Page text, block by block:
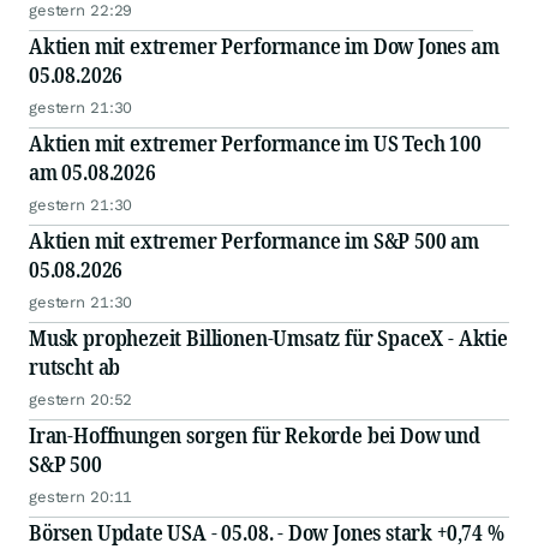
gestern 22:29
Aktien mit extremer Performance im Dow Jones am
05.08.2026
gestern 21:30
Aktien mit extremer Performance im US Tech 100
am 05.08.2026
gestern 21:30
Aktien mit extremer Performance im S&P 500 am
05.08.2026
gestern 21:30
Musk prophezeit Billionen-Umsatz für SpaceX - Aktie
rutscht ab
gestern 20:52
Iran-Hoffnungen sorgen für Rekorde bei Dow und
S&P 500
gestern 20:11
Börsen Update USA - 05.08. - Dow Jones stark +0,74 %